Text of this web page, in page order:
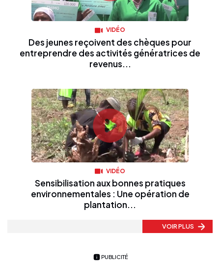
VIDÉO
Des jeunes reçoivent des chèques pour
entreprendre des activités génératrices de
revenus...
VIDÉO
Sensibilisation aux bonnes pratiques
environnementales : Une opération de
plantation...
VOIR PLUS
PUBLICITÉ